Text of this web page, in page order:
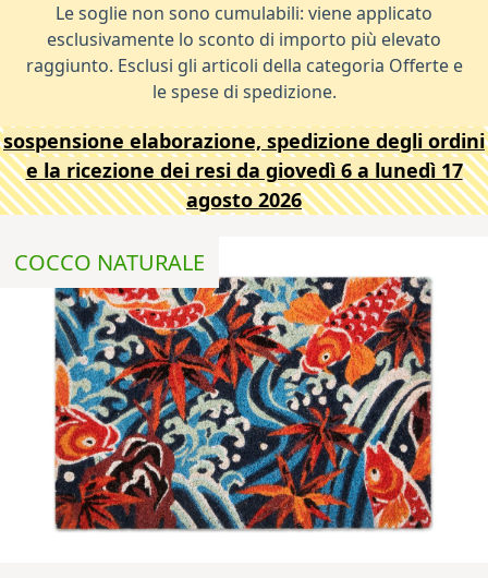
Le soglie non sono cumulabili: viene applicato
esclusivamente lo sconto di importo più elevato
raggiunto. Esclusi gli articoli della categoria Offerte e
le spese di spedizione.
sospensione elaborazione, spedizione degli ordini
e la ricezione dei resi da giovedì 6 a lunedì 17
agosto 2026
COCCO NATURALE